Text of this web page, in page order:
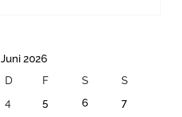
Juni 2026
D F S
S
4 5 6 7